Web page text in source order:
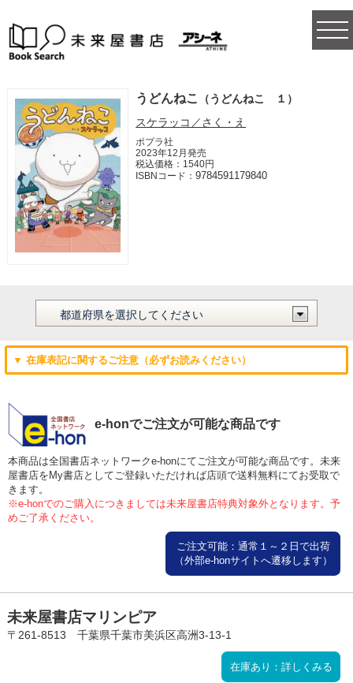
うどんねこ
（うどんねこ １）
スケラッコ／さく・え
ポプラ社
2023年12月発売
税込価格：1540円
ISBNコード：9784591179840
▼ 在庫表記に関するご注意（必ずお読みください）
e-honでご注文が可能な商品です
本商品は全国書店ネットワークe-honにてご注文が可能な商品です。未来
屋書店をMy書店としてご登録いただければ店頭で送料無料にてお受取で
きます。
※e-honでのご購入につきましては未来屋書店特典対象外となります。予
めご了承ください。
ご注文可能：通常１～２日で出荷
（外部e-honサイトへ遷移します）
未来屋書店マリンピア
〒261-8513 千葉県千葉市美浜区高洲3-13-1
在庫あり：詳しくみる